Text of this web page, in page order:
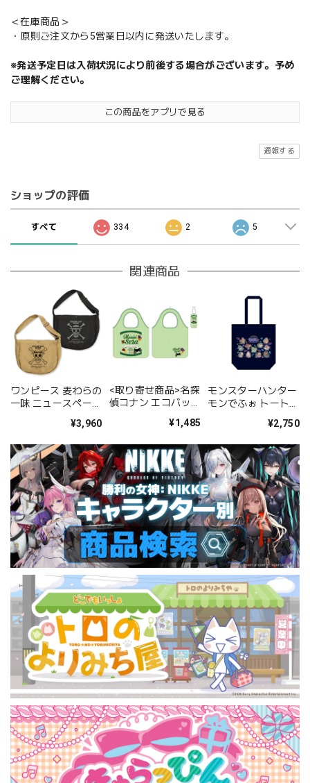
＜在庫商品＞
・原則ご注文から5営業日以内に発送いたします。
※発送予定日は入荷状況により前後する場合がございます。予め
ご理解ください。
この商品をアプリで見る
通報する
ショップの評価
すべて 334 2 5
関連商品
ワンピース 麦わらの
一味 ニュースペーパ
¥3,960
<取り寄せ商品>名探
偵コナン エコバッグ
¥1,485
モンスターハンター
モンでふぉ トートバ
¥2,750